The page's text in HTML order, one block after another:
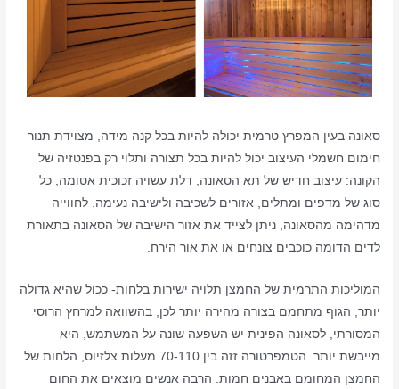
סאונה בעין המפרץ טרמית יכולה להיות בכל קנה מידה, מצוידת תנור
חימום חשמלי העיצוב יכול להיות בכל תצורה ותלוי רק בפנטזיה של
הקונה: עיצוב חדיש של תא הסאונה, דלת עשויה זכוכית אטומה, כל
סוג של מדפים ומתלים, אזורים לשכיבה ולישיבה נעימה. לחווייה
מדהימה מהסאונה, ניתן לצייד את אזור הישיבה של הסאונה בתאורת
לדים הדומה כוכבים צונחים או את אור הירח.
המוליכות התרמית של החמצן תלויה ישירות בלחות- ככול שהיא גדולה
יותר, הגוף מתחמם בצורה מהירה יותר לכן, בהשוואה למרחץ הרוסי
המסורתי, לסאונה הפינית יש השפעה שונה על המשתמש, היא
מייבשת יותר. הטמפרטורה זזה בין 70-110 מעלות צלזיוס, הלחות של
החמצן המחומם באבנים חמות. הרבה אנשים מוצאים את החום